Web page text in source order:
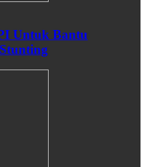
Untuk Bantu